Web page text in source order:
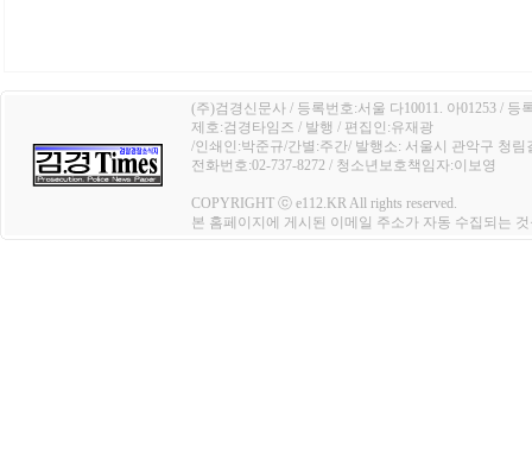
(주)검경신문사 / 등록번호:서울 다10011. 아01253 / 등
제호:검경타임즈 / 발행 / 편집인:유재광
/인쇄인:박준규/간별:주간/ 발행소: 서울시 관악구 청림
전화번호:02-737-8272 / 청소년보호책임자:이보영
COPYRIGHT ⓒ e112.KR All rights reserved.
본 홈페이지에 게시된 이메일 주소가 자동 수집되는